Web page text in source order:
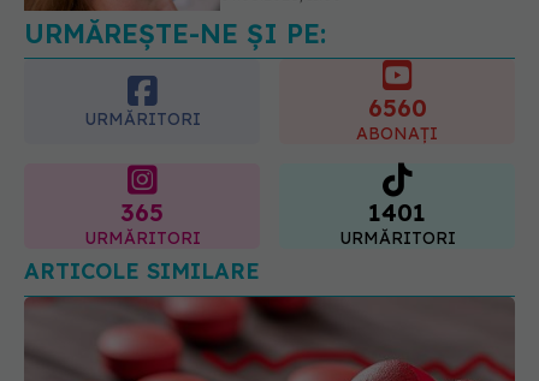
URMĂREȘTE-NE ȘI PE:
URMĂRITORI 6560
ABONAȚI
365
URMĂRITORI
1401
URMĂRITORI
ARTICOLE SIMILARE